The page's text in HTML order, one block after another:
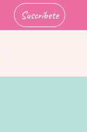
Suscríbete